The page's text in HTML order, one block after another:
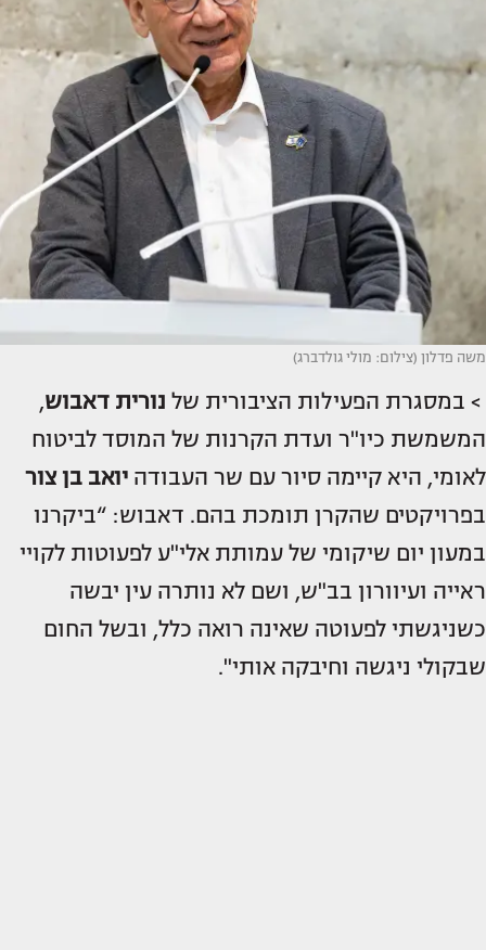
משה פדלון (צילום: מולי גולדברג)
> במסגרת הפעילות הציבורית של נורית דאבוש,
המשמשת כיו"ר ועדת הקרנות של המוסד לביטוח
לאומי, היא קיימה סיור עם שר העבודה יואב בן צור
בפרויקטים שהקרן תומכת בהם. דאבוש: “ביקרנו
במעון יום שיקומי של עמותת אלי"ע לפעוטות לקויי
ראייה ועיוורון בב"ש, ושם לא נותרה עין יבשה
כשניגשתי לפעוטה שאינה רואה כלל, ובשל החום
שבקולי ניגשה וחיבקה אותי".